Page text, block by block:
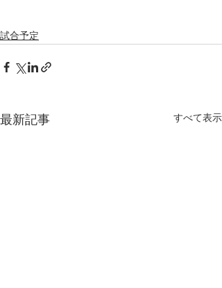
試合予定
最新記事 すべて表示